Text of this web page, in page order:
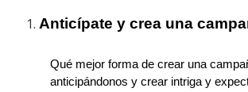
Anticípate y crea una
Qué mejor forma de crear una
anticipándonos y crear intriga y